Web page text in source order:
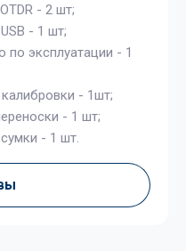
- 2 шт;
- 1 шт;
по эксплуатации - 1
- 1шт;
- 1 шт;
- 1 шт.